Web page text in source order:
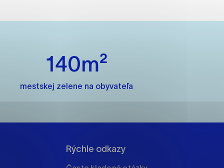
140m²
mestskej zelene na obyvateľa
Rýchle odkazy
stránku používajú,
anonymne a nie je